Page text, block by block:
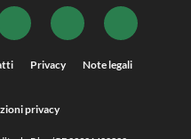
Privacy Note legali
privacy